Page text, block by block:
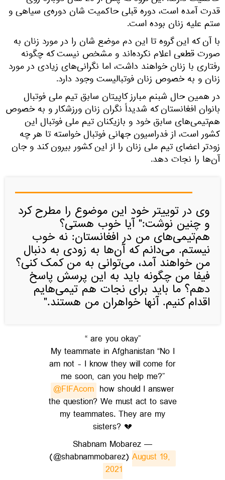
قدرت آمده است، دوره قبلی حاکمیت شان دوره‌ی سیاهی و
ستم علیه زنان بوده ‌است.
با آن که این گروه تا این دم موضع شان را در مورد زنان به
صورت قطعی اعلام نکرده‌اند و مشخص نیست که چگونه
رفتاری با زنان خواهند داشت، اما نگرانی‌های زیادی در مورد
زنان و به خصوص زنان فوتبالیست وجود دارد.
در همین حال شبنم مبارز کاپیتان سابق تیم ملی فوتبال
بانوان افغانستان که شدیداً نگران زنان ورزشکار و به خصوص
هم‌تیمی‌های سابق خود و بازیکنان تیم ملی فوتبال این
کشور است، از فدراسیون جهانی فوتبال خواسته تا هر چه
زودتر اعضای تیم ملی زنان را از این کشور بیرون کند و جان
آن‌ها را نجات دهد.
وی در توییتر خود این موضوع را مطرح کرد
و چنین نوشت:" آیا خوب هستی؟
هم‌تیمی‌های من در افغانستان: نه خوب
نیستم. می‌دانم که آن‌ها به زودی به دنبال
من خواهند آمد، می‌توانی به من کمک کنی؟
فیفا من چگونه باید به این پرسش پاسخ
دهم؟ ما باید برای نجات هم تیمی‌هایم
اقدام کنیم. آنها خواهران من هستند."
“ are you okay”
My teammate in Afghanistan “No I
am not - I know they will come for
me soon, can you help me?”
@FIFAcom how should I answer
the question? We must act to save
my teammates. They are my
sisters? 💔
— Shabnam Mobarez
(@shabnammobarez) August 19,
2021